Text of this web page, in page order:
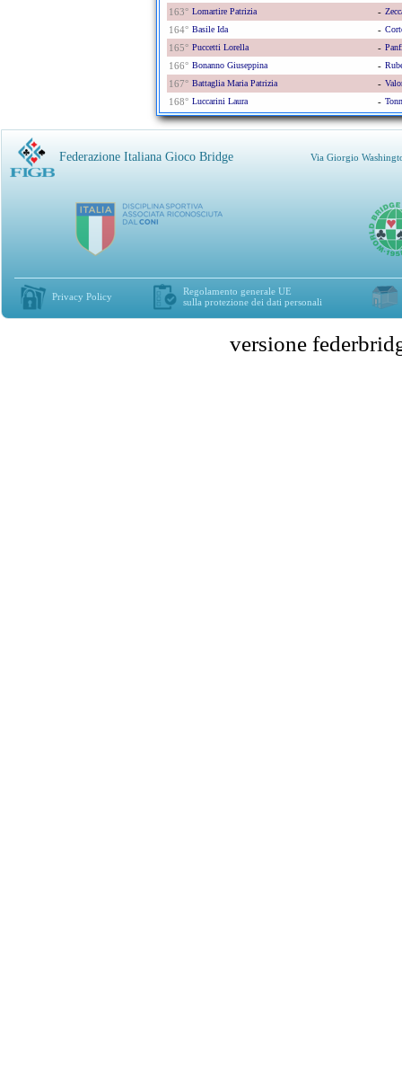
163° Lomartire Patrizia -
164° Basile Ida -
165° Puccetti Lorella -
166° Bonanno Giuseppina -
167° Battaglia Maria Patrizia -
168° Luccarini Laura -
Federazione Italiana Gioco Bridge Via Giorgio
Privacy Policy
Regolamento generale UE
sulla protezione dei dati personali
versione